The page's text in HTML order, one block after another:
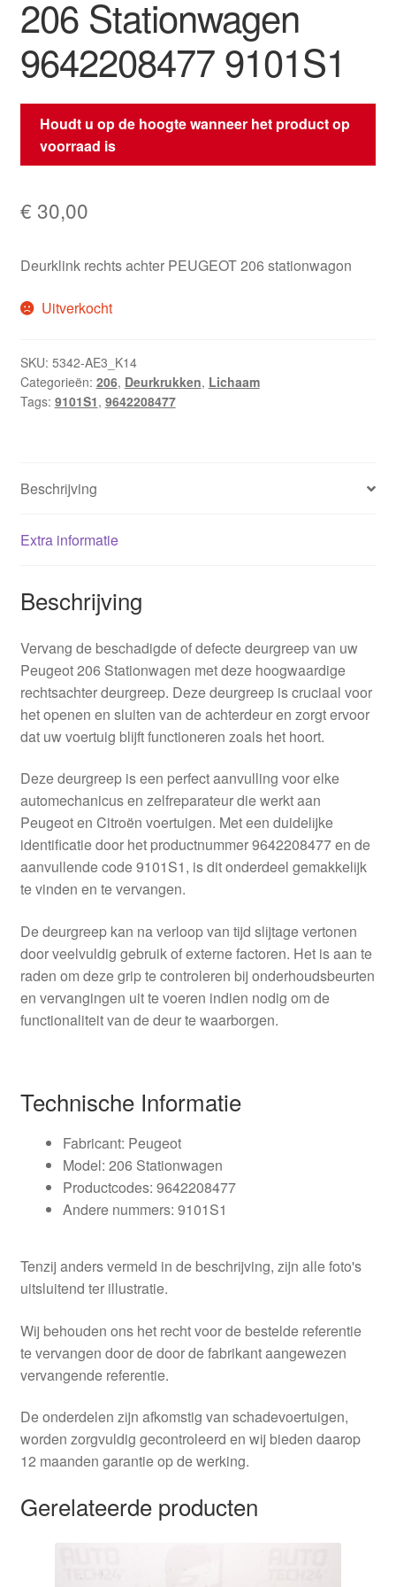
206 Stationwagen
9642208477 9101S1
Houdt u op de hoogte wanneer het product op
voorraad is
€ 30,00
Deurklink rechts achter PEUGEOT 206 stationwagon
Uitverkocht
SKU: 5342-AE3_K14
Categorieën: 206, Deurkrukken, Lichaam
Tags: 9101S1, 9642208477
Beschrijving
Extra informatie
Beschrijving
Vervang de beschadigde of defecte deurgreep van uw
Peugeot 206 Stationwagen met deze hoogwaardige
rechtsachter deurgreep. Deze deurgreep is cruciaal voor
het openen en sluiten van de achterdeur en zorgt ervoor
dat uw voertuig blijft functioneren zoals het hoort.
Deze deurgreep is een perfect aanvulling voor elke
automechanicus en zelfreparateur die werkt aan
Peugeot en Citroën voertuigen. Met een duidelijke
identificatie door het productnummer 9642208477 en de
aanvullende code 9101S1, is dit onderdeel gemakkelijk
te vinden en te vervangen.
De deurgreep kan na verloop van tijd slijtage vertonen
door veelvuldig gebruik of externe factoren. Het is aan te
raden om deze grip te controleren bij onderhoudsbeurten
en vervangingen uit te voeren indien nodig om de
functionaliteit van de deur te waarborgen.
Technische Informatie
Fabricant: Peugeot
Model: 206 Stationwagen
Productcodes: 9642208477
Andere nummers: 9101S1
Tenzij anders vermeld in de beschrijving, zijn alle foto's
uitsluitend ter illustratie.
Wij behouden ons het recht voor de bestelde referentie
te vervangen door de door de fabrikant aangewezen
vervangende referentie.
De onderdelen zijn afkomstig van schadevoertuigen,
worden zorgvuldig gecontroleerd en wij bieden daarop
12 maanden garantie op de werking.
Gerelateerde producten